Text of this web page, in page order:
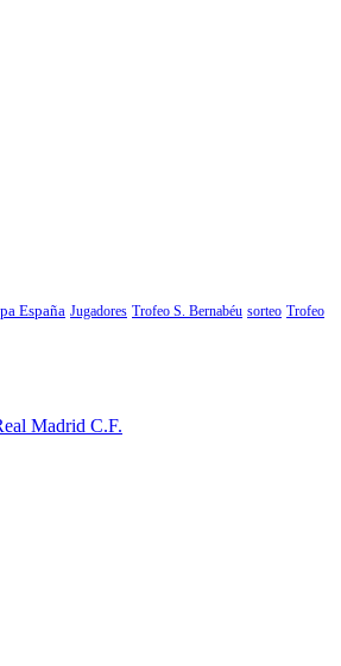
España Jugadores Trofeo S. Bernabéu sorteo Trofeo
Madrid C.F.